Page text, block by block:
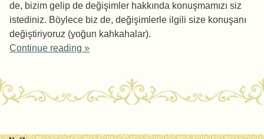
de, bizim gelip de değişimler hakkında konuşmamızı siz
istediniz. Böylece biz de, değişimlerle ilgili size konuşanı
değiştiriyoruz (yoğun kahkahalar).
Continue reading »
Post navigation